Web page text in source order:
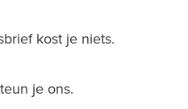
kost je niets.
je ons.